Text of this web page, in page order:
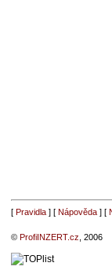
[ Pravidla] [ Nápověda] [
© ProfiINZERT.cz , 2006